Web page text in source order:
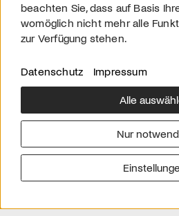
Über uns
Downloads
Werben
beachten Sie, dass auf Basis
womöglich nicht mehr alle
zur Verfügung stehen.
Datenschutz Impressum
Alle
Nur